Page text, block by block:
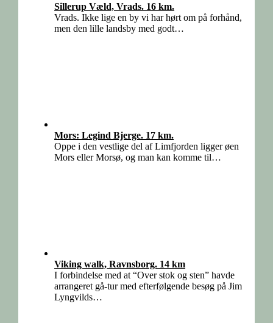
Sillerup Væld, Vrads. 16 km.
Vrads. Ikke lige en by vi har hørt om på forhånd,
men den lille landsby med godt…
Mors: Legind Bjerge. 17 km.
Oppe i den vestlige del af Limfjorden ligger øen
Mors eller Morsø, og man kan komme til…
Viking walk, Ravnsborg. 14 km
I forbindelse med at “Over stok og sten” havde
arrangeret gå-tur med efterfølgende besøg på Jim
Lyngvilds…